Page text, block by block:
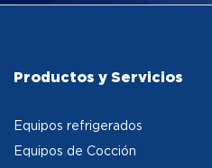
Productos y Servicios
Equipos refrigerados
Equipos de Cocción